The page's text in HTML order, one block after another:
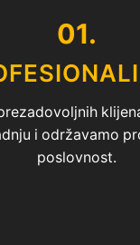
01.
i održavamo
poslovnost.